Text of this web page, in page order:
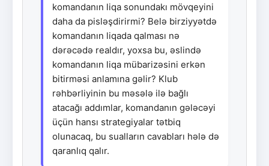
komandanın liqa sonundakı mövqeyini
daha da pisləşdirirmi? Belə birziyyətdə
komandanın liqada qalması nə
dərəcədə realdır, yoxsa bu, əslində
komandanın liqa mübarizəsini erkən
bitirməsi anlamına gəlir? Klub
rəhbərliyinin bu məsələ ilə bağlı
atacağı addımlar, komandanın gələcəyi
üçün hansı strategiyalar tətbiq
olunacaq, bu sualların cavabları hələ də
qaranlıq qalır.